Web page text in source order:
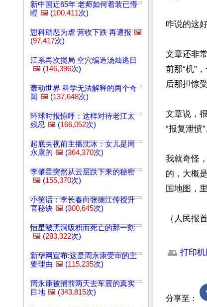
新中国近65年 老师如何着装已懵
瞪 🖼️ (100,411次)
思科助恶为虐 营收下跌 再遭报 🖼️
(97,417次)
江系再次搅局 空穴编造汤灿逃日
🖼️ (146,396次)
轰动世界 科学无法解释的两个奇
闻 🖼️ (137,648次)
环球时报惊呼：这样对待老江太
残忍 🖼️ (166,052次)
起底央视前主播沈冰：女儿是周
永康的 🖼️ (364,370次)
李肇星突然从云层跌下来的秘密
🖼️ (155,370次)
小笑话：李长春向张德江传授升
官秘诀 🖼️ (300,645次)
恒星被黑洞吸积而死亡的那一刻
🖼️ (283,322次)
新华网宣布:这是周永康受审的主
要理由 🖼️ (115,235次)
周永康被捕前两天去车震的真实
目地 🖼️ (343,815次)
咋说的这
文章还非
前那“机”
后那担惊
文章说，
“报复泄愤
我就奇怪
的，大概
国地图，
（人民报
打印机
分享至：